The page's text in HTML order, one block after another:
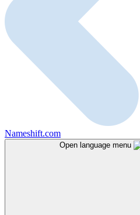
Nameshift.com
Open language menu